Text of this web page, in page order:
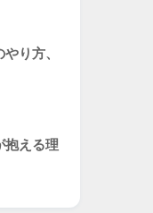
り方、
抱える理